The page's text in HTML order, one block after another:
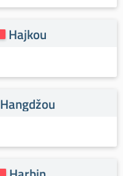
Hajkou
Hangdžou